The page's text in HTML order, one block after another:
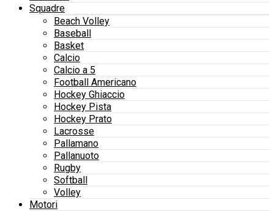
Squadre
Beach Volley
Baseball
Basket
Calcio
Calcio a 5
Football Americano
Hockey Ghiaccio
Hockey Pista
Hockey Prato
Lacrosse
Pallamano
Pallanuoto
Rugby
Softball
Volley
Motori